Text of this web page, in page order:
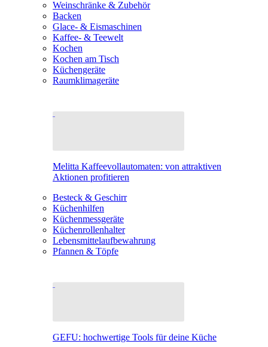
Weinschränke & Zubehör
Backen
Glace- & Eismaschinen
Kaffee- & Teewelt
Kochen
Kochen am Tisch
Küchengeräte
Raumklimageräte
Melitta Kaffeevollautomaten: von attraktiven
Aktionen profitieren
Besteck & Geschirr
Küchenhilfen
Küchenmessgeräte
Küchenrollenhalter
Lebensmittelaufbewahrung
Pfannen & Töpfe
GEFU: hochwertige Tools für deine Küche